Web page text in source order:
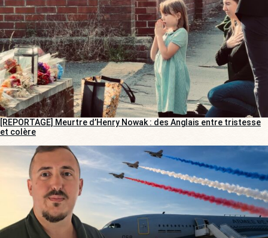
[REPORTAGE] Meurtre d’Henry Nowak : des Anglais entre tristesse
et colère